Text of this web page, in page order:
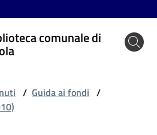
comunale di
/ Guida ai fondi /